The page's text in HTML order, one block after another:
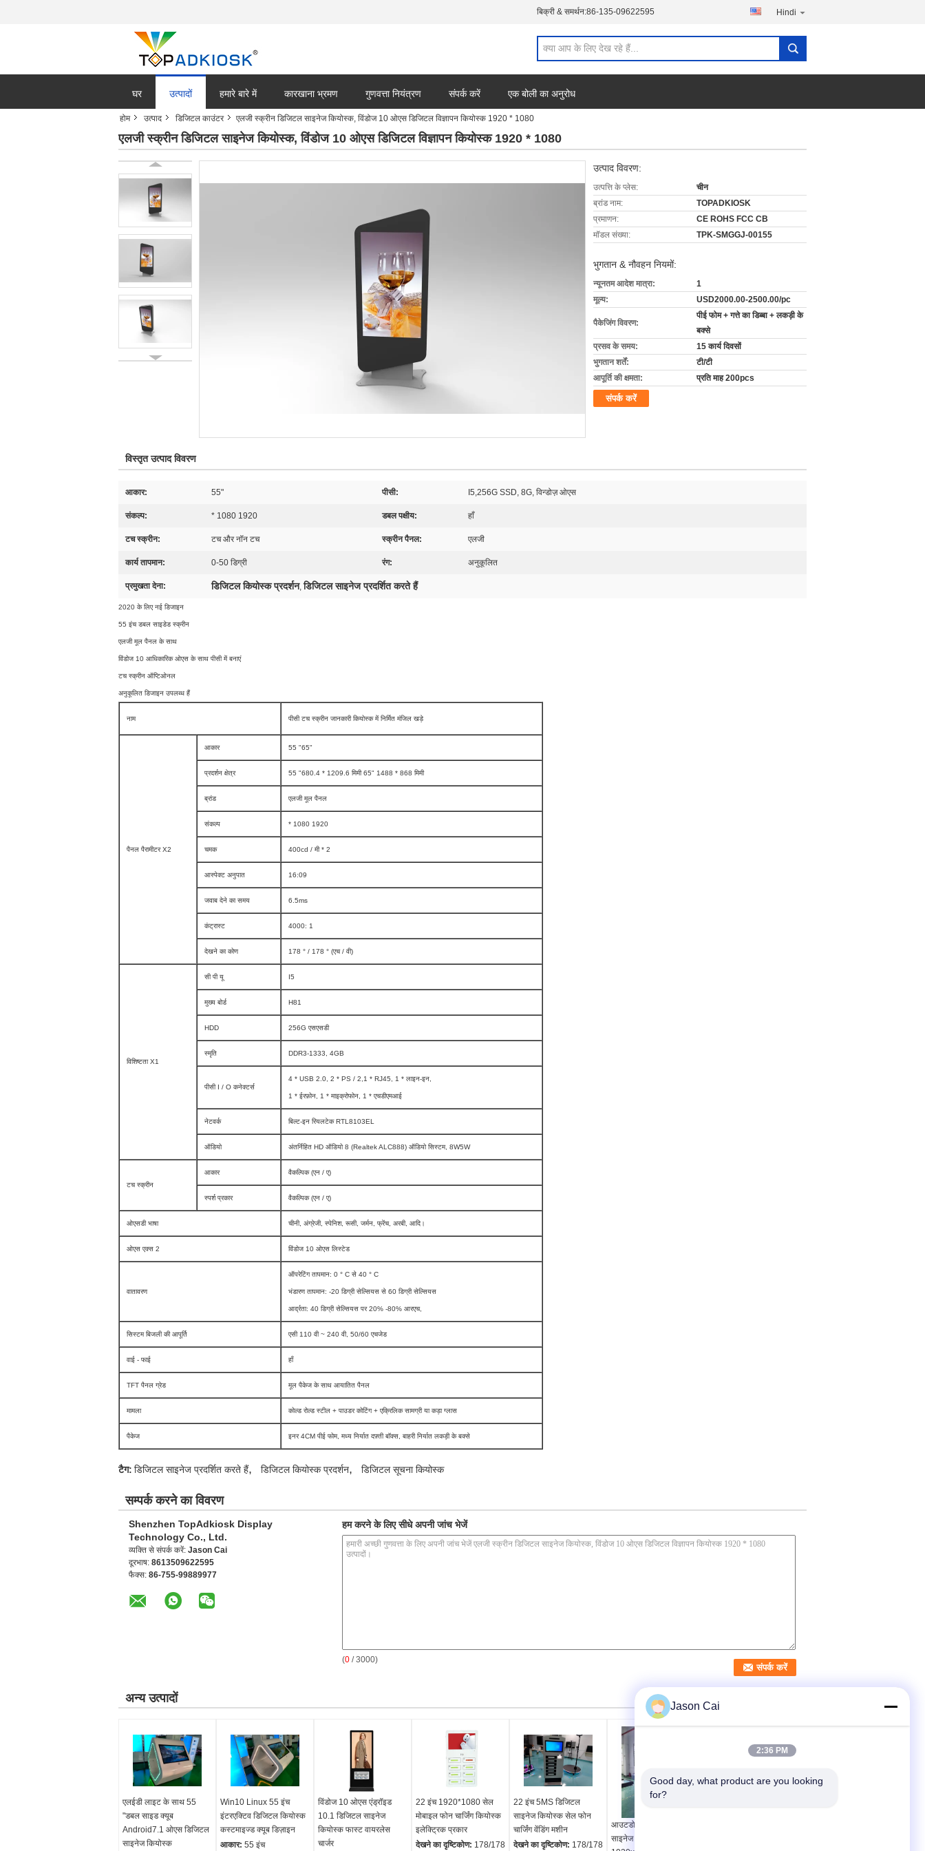
बिक्री & समर्थन:86-135-09622595 Hindi
घर उत्पादों हमारे बारे में कारखाना भ्रमण गुणवत्ता नियंत्रण संपर्क करें एक बोली का अनुरोध
होम उत्पाद डिजिटल काउंटर एलजी स्क्रीन डिजिटल साइनेज कियोस्क, विंडोज 10 ओएस डिजिटल विज्ञापन कियोस्क 1920 * 1080
एलजी स्क्रीन डिजिटल साइनेज कियोस्क, विंडोज 10 ओएस डिजिटल विज्ञापन कियोस्क 1920 * 1080
उत्पाद विवरण:
उत्पत्ति के प्लेस:
चीन
ब्रांड नाम:
TOPADKIOSK
प्रमाणन:
CE ROHS FCC CB
मॉडल संख्या:
TPK-SMGGJ-00155
भुगतान & नौवहन नियमों:
न्यूनतम आदेश मात्रा:
1
मूल्य:
USD2000.00-2500.00/pc
पैकेजिंग विवरण:
पीई फोम + गत्ते का डिब्बा + लकड़ी के
बक्से
प्रसव के समय:
15 कार्य दिवसों
भुगतान शर्तें:
टी/टी
आपूर्ति की क्षमता:
प्रति माह 200pcs
संपर्क करें
विस्तृत उत्पाद विवरण
आकार: 55" पीसी: I5,256G SSD, 8G, विन्डोज़ ओएस
संकल्प: * 1080 1920 डबल पक्षीय: हाँ
टच स्क्रीन: टच और नॉन टच स्क्रीन पैनल: एलजी
कार्य तापमान: 0-50 डिग्री रंग: अनुकूलित
प्रमुखता देना: डिजिटल कियोस्क प्रदर्शन,डिजिटल साइनेज प्रदर्शित करते हैं
2020 के लिए नई डिजाइन
55 इंच डबल साइडेड स्क्रीन
एलजी मूल पैनल के साथ
विंडोज 10 आधिकारिक ओएस के साथ पीसी में बनाएं
टच स्क्रीन ऑप्टिओनल
अनुकूलित डिजाइन उपलब्ध हैं
नाम पीसी टच स्क्रीन जानकारी कियोस्क में निर्मित मंजिल खड़े
पैनल पैरामीटर X2
आकार 55 "65"
प्रदर्शन क्षेत्र 55 "680.4 * 1209.6 मिमी 65" 1488 * 868 मिमी
ब्रांड एलजी मूल पैनल
संकल्प * 1080 1920
चमक 400cd / मी * 2
आस्पेक्ट अनुपात 16:09
जवाब देने का समय 6.5ms
कंट्रास्ट 4000: 1
देखने का कोण 178 ° / 178 ° (एच / वी)
विशिष्टता X1
सी पी यू I5
मुख्य बोर्ड H81
HDD 256G एसएसडी
स्मृति DDR3-1333, 4GB
पीसी I / O कनेक्टर्स
4 * USB 2.0, 2 * PS / 2,1 * RJ45, 1 * लाइन-इन,
1 * ईरफ़ोन, 1 * माइक्रोफोन, 1 * एचडीएमआई
नेटवर्क बिल्ट-इन रियलटेक RTL8103EL
ऑडियो अंतर्निहित HD ऑडियो 8 (Realtek ALC888) ऑडियो सिस्टम, 8W5W
टच स्क्रीन
आकार वैकल्पिक (एन / ए)
स्पर्श प्रकार वैकल्पिक (एन / ए)
ओएसडी भाषा चीनी, अंग्रेजी, स्पेनिश, रूसी, जर्मन, फ्रेंच, अरबी, आदि।
ओएस एक्स 2 विंडोज 10 ओएस लिस्टेड
वातावरण
ऑपरेटिंग तापमान: 0 ° C से 40 ° C
भंडारण तापमान: -20 डिग्री सेल्सियस से 60 डिग्री सेल्सियस
आर्द्रता: 40 डिग्री सेल्सियस पर 20% -80% आरएच,
सिस्टम बिजली की आपूर्ति एसी 110 वी ~ 240 वी, 50/60 एचजेड
वाई - फाई हाँ
TFT पैनल ग्रेड मूल पैकेज के साथ आयातित पैनल
मामला कोल्ड रोल्ड स्टील + पाउडर कोटिंग + एक्रिलिक सामग्री या कड़ा ग्लास
पैकेज इनर 4CM पीई फोम, मध्य निर्यात दफ़्ती बॉक्स, बाहरी निर्यात लकड़ी के बक्से
टैग: डिजिटल साइनेज प्रदर्शित करते हैं, डिजिटल कियोस्क प्रदर्शन, डिजिटल सूचना कियोस्क
सम्पर्क करने का विवरण
Shenzhen TopAdkiosk Display
Technology Co., Ltd.
व्यक्ति से संपर्क करें: Jason Cai
दूरभाष: 8613509622595
फैक्स: 86-755-99889977
हम करने के लिए सीधे अपनी जांच भेजें
(0 / 3000)
अन्य उत्पादों
एलईडी लाइट के साथ 55
"डबल साइड क्यूब
Android7.1 ओएस डिजिटल
साइनेज कियोस्क
Win10 Linux 55 इंच
इंटरएक्टिव डिजिटल कियोस्क
कस्टमाइज्ड क्यूब डिज़ाइन
आकार: 55 इंच
विंडोज 10 ओएस एंड्रॉइड
10.1 डिजिटल साइनेज
कियोस्क फास्ट वायरलेस
चार्जर
22 इंच 1920*1080 सेल
मोबाइल फोन चार्जिंग कियोस्क
इलेक्ट्रिक प्रकार
देखने का दृष्टिकोण: 178/178
22 इंच 5MS डिजिटल
साइनेज कियोस्क सेल फोन
चार्जिंग वेंडिंग मशीन
देखने का दृष्टिकोण: 178/178
आउटडोर एलसीडी डिजिटल
साइनेज कियोस्क 43-65 इंच
Jason Cai
2:36 PM
Good day, what product are you looking
for?